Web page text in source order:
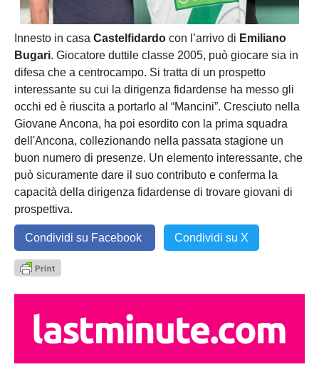
Innesto in casa Castelfidardo con l’arrivo di Emiliano
Bugari. Giocatore duttile classe 2005, può giocare sia in
difesa che a centrocampo. Si tratta di un prospetto
interessante su cui la dirigenza fidardense ha messo gli
occhi ed è riuscita a portarlo al “Mancini”. Cresciuto nella
Giovane Ancona, ha poi esordito con la prima squadra
dell'Ancona, collezionando nella passata stagione un
buon numero di presenze. Un elemento interessante, che
può sicuramente dare il suo contributo e conferma la
capacità della dirigenza fidardense di trovare giovani di
prospettiva.
Condividi su Facebook Condividi su X